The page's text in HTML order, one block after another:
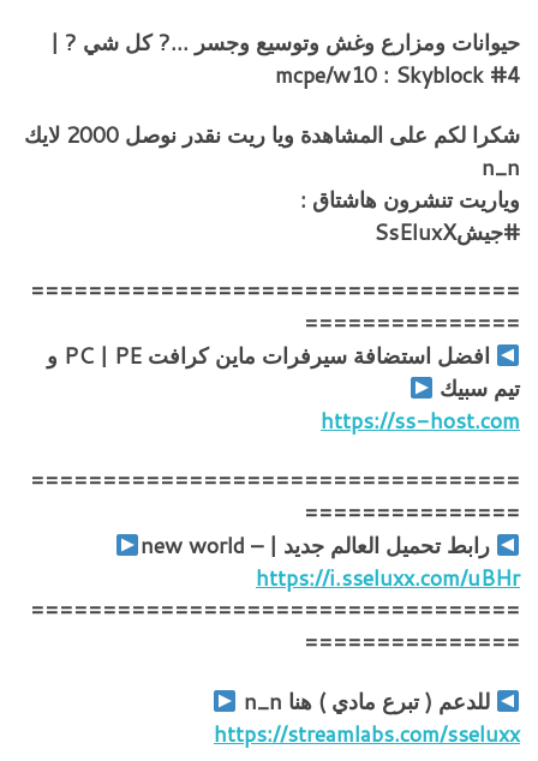
حيوانات ومزارع وغش وتوسيع وجسر …? كل شي ? |
mcpe/w10 : Skyblock #4
شكرا لكم على المشاهدة ويا ريت نقدر نوصل 2000 لايك
n_n
وياريت تنشرون هاشتاق :
#جيشSsEluxX
==================================
===============
افضل استضافة سيرفرات ماين كرافت PC | PE و
تيم سبيك
https://ss-host.com
==================================
===============
رابط تحميل العالم جديد | – new world
https://i.sseluxx.com/uBHr
==================================
===============
للدعم ( تبرع مادي ) هنا n_n
https://streamlabs.com/sseluxx